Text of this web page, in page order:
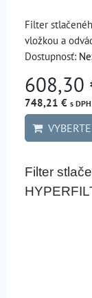
Filter
vložkou a
Dostupnosť:
608,30
748,21 € s DPH
Filter